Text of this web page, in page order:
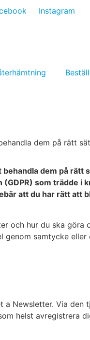
Instagram
dem på rätt
dem på
som trädde i
att du har rätt att
och hur du ska
samtycke
a Newsletter. Via
helst avregistrera